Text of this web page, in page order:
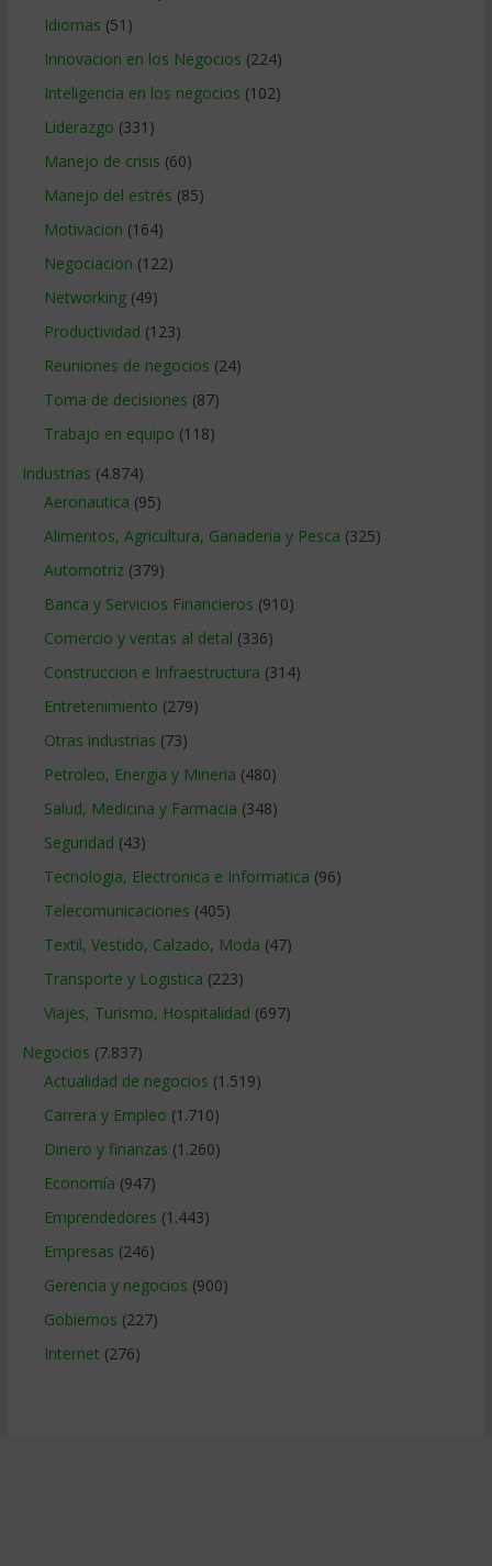
Idiomas (51)
Innovacion en los Negocios (224)
Inteligencia en los negocios (102)
Liderazgo (331)
Manejo de crisis (60)
Manejo del estrés (85)
Motivacion (164)
Negociacion (122)
Networking(49)
Productividad (123)
Reuniones de negocios (24)
Toma de decisiones (87)
Trabajo en equipo (118)
Industrias (4.874)
Aeronautica (95)
Alimentos, Agricultura, Ganaderia y Pesca (325)
Automotriz(379)
Banca y Servicios Financieros (910)
Comercio y ventas al detal (336)
Construccion e Infraestructura (314)
Entretenimiento (279)
Otras industrias (73)
Petroleo, Energia y Mineria (480)
Salud, Medicina y Farmacia (348)
Seguridad (43)
Tecnologia, Electronica e Informatica (96)
Telecomunicaciones (405)
Textil, Vestido, Calzado, Moda (47)
Transporte y Logistica (223)
Viajes, Turismo, Hospitalidad (697)
Negocios (7.837)
Actualidad de negocios (1.519)
Carrera y Empleo (1.710)
Dinero y finanzas (1.260)
Economía (947)
Emprendedores (1.443)
Empresas (246)
Gerencia y negocios (900)
Gobiernos (227)
Internet (276)